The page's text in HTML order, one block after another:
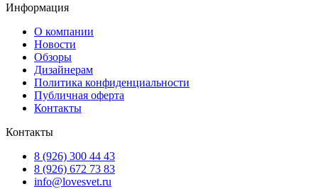
Информация
О компании
Новости
Обзоры
Дизайнерам
Политика конфиденциальности
Публичная оферта
Контакты
Контакты
8 (926) 300 44 43
8 (926) 672 73 83
info@lovesvet.ru